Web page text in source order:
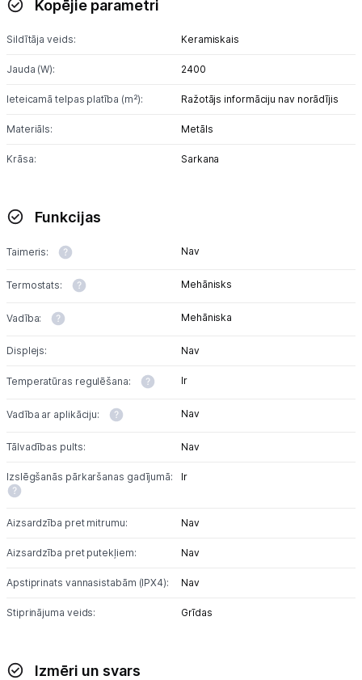
Gaisa mitrinātāji un aromatizētāji
Gaisa attīrītāji
Klimata iekārtu aksesuāri
Skaistumkopšana
Ražotāju atjaunota tehnika
Blogs
Piegāde un apmaksa
Uzņēmumiem
Tet pakalpojumi
Kopējie parametri
Sildītāja veids: Keramiskais
Jauda (W): 2400
Ieteicamā telpas platība (m²): Ražotājs informāciju nav norādījis
Materiāls: Metāls
Krāsa: Sarkana
Funkcijas
Taimeris: Nav
Termostats: Mehānisks
Vadība: Mehāniska
Displejs: Nav
Temperatūras regulēšana: Ir
Vadība ar aplikāciju: Nav
Tālvadības pults: Nav
Izslēgšanās pārkaršanas gadījumā: Ir
Aizsardzība pret mitrumu: Nav
Aizsardzība pret putekļiem: Nav
Apstiprinats vannasistabām (IPX4): Nav
Stiprinājuma veids: Grīdas
Izmēri un svars